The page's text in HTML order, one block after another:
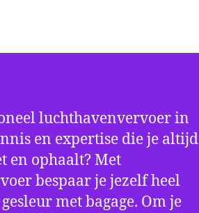
luchthavenvervoer in
en expertise die je altijd
en ophaalt? Met
bespaar je jezelf heel
met bagage. Om je